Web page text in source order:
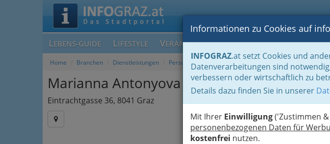
LEBENS-GUIDE LIFESTYLE VERANSTALTUNGEN BLOGS FOTOS G
Informationen zu Cookies auf
INFOGRAZ.at setzt Cookies und
Datenverarbeitungen sind
verbessern oder wirtschaftlich zu
Details dazu finden Sie in unserer
Mit Ihrer Einwilligung('Zustimmen
personenbezogenen Daten für
kostenfrei nutzen.
Home Branchen Dienstleistungen Personenbetreuer
Marianna Antonyova
Eintrachtgasse 36, 8041 Graz